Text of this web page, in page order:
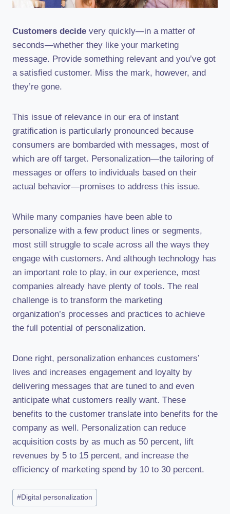
Customers decide very quickly—in a matter of
seconds—whether they like your marketing
message. Provide something relevant and you’ve got
a satisfied customer. Miss the mark, however, and
they’re gone.
This issue of relevance in our era of instant
gratification is particularly pronounced because
consumers are bombarded with messages, most of
which are off target. Personalization—the tailoring of
messages or offers to individuals based on their
actual behavior—promises to address this issue.
While many companies have been able to
personalize with a few product lines or segments,
most still struggle to scale across all the ways they
engage with customers. And although technology has
an important role to play, in our experience, most
companies already have plenty of tools. The real
challenge is to transform the marketing
organization’s processes and practices to achieve
the full potential of personalization.
Done right, personalization enhances customers’
lives and increases engagement and loyalty by
delivering messages that are tuned to and even
anticipate what customers really want. These
benefits to the customer translate into benefits for the
company as well. Personalization can reduce
acquisition costs by as much as 50 percent, lift
revenues by 5 to 15 percent, and increase the
efficiency of marketing spend by 10 to 30 percent.
Post
Tags:
#Digital personalization